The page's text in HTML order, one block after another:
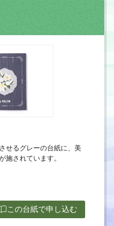
せるグレーの台紙に、美
施されています。
この台紙で申し込む